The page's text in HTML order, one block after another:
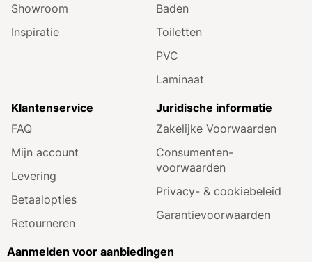
Showroom
Inspiratie
Baden
Toiletten
PVC
Laminaat
Klantenservice
FAQ
Mijn account
Levering
Betaalopties
Retourneren
Juridische informatie
Zakelijke Voorwaarden
Consumenten­
voorwaarden
Privacy- & cookiebeleid
Garantie­voorwaarden
Aanmelden voor aanbiedingen